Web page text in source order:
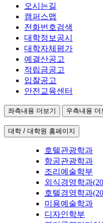
오시는길
캠퍼스맵
전화번호검색
대학정보공시
대학자체평가
예결산공고
적립금공고
입찰공고
안전교육센터
좌측내용 더보기 우측내용 더
대학 / 대학원 홈페이지
호텔관광학과
항공관광학과
조리예술학부
외식경영학과
호텔경영학과
미용예술학과
디자인학부